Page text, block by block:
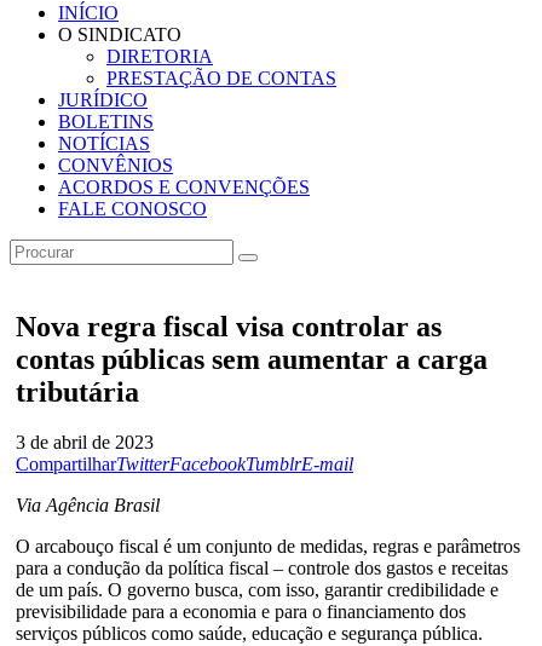
INÍCIO
O SINDICATO
DIRETORIA
PRESTAÇÃO DE CONTAS
JURÍDICO
BOLETINS
NOTÍCIAS
CONVÊNIOS
ACORDOS E CONVENÇÕES
FALE CONOSCO
Nova regra fiscal visa controlar as
contas públicas sem aumentar a carga
tributária
3 de abril de 2023
CompartilharTwitterFacebookTumblrE-mail
Via Agência Brasil
O arcabouço fiscal é um conjunto de medidas, regras e parâmetros
para a condução da política fiscal – controle dos gastos e receitas
de um país. O governo busca, com isso, garantir credibilidade e
previsibilidade para a economia e para o financiamento dos
serviços públicos como saúde, educação e segurança pública.